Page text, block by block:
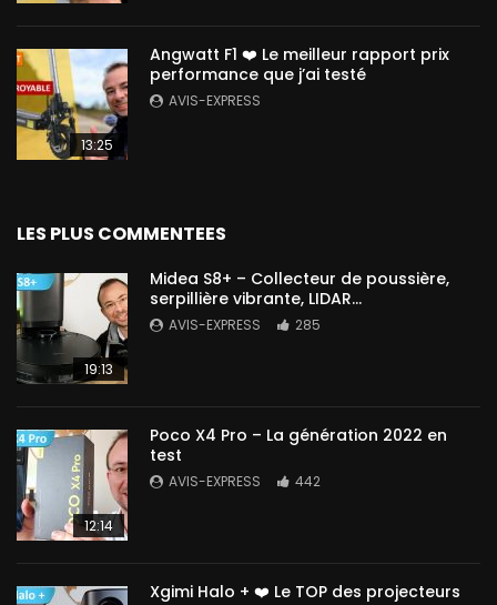
13:25
Angwatt F1 ❤️ Le meilleur rapport prix
performance que j’ai testé
AVIS-EXPRESS
LES PLUS COMMENTEES
19:13
Midea S8+ – Collecteur de poussière,
serpillière vibrante, LIDAR…
AVIS-EXPRESS 285
12:14
Poco X4 Pro – La génération 2022 en
test
AVIS-EXPRESS 442
Xgimi Halo + ❤️ Le TOP des projecteurs